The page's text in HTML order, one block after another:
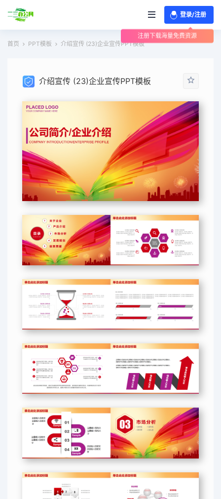
登录/注册
注册下载海量免费资源
首页 PPT模板 介绍宣传 (23)企业宣传PPT模板
介绍宣传 (23)企业宣传PPT模板